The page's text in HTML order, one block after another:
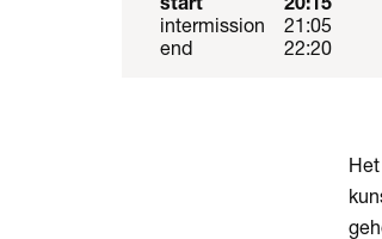
intermission
21:05
end
22:20